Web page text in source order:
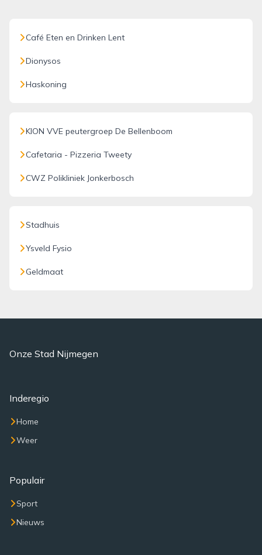
Café Eten en Drinken Lent
Dionysos
Haskoning
KION VVE peutergroep De Bellenboom
Cafetaria - Pizzeria Tweety
CWZ Polikliniek Jonkerbosch
Stadhuis
Ysveld Fysio
Geldmaat
Onze Stad Nijmegen
Inderegio
Home
Weer
Populair
Sport
Nieuws